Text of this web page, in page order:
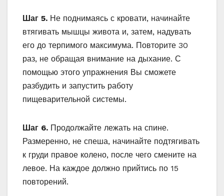
Шаг 5. Не поднимаясь с кровати, начинайте
втягивать мышцы живота и, затем, надувать
его до терпимого максимума. Повторите 30
раз, не обращая внимание на дыхание. С
помощью этого упражнения Вы сможете
разбудить и запустить работу
пищеварительной системы.
Шаг 6. Продолжайте лежать на спине.
Размеренно, не спеша, начинайте подтягивать
к груди правое колено, после чего смените на
левое. На каждое должно прийтись по 15
повторений.